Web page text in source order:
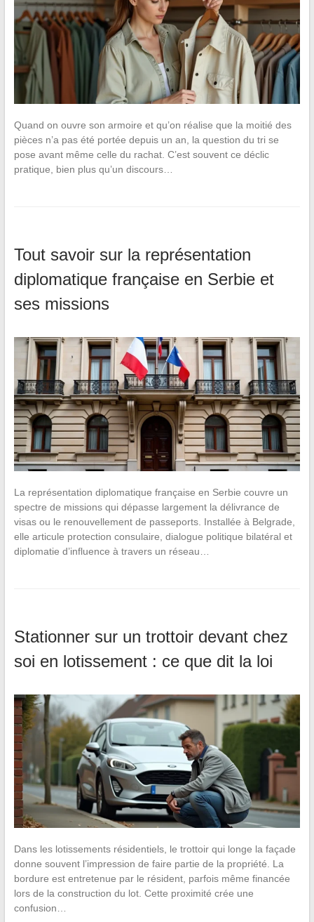
Quand on ouvre son armoire et qu’on réalise que la moitié des
pièces n’a pas été portée depuis un an, la question du tri se
pose avant même celle du rachat. C’est souvent ce déclic
pratique, bien plus qu’un discours…
Tout savoir sur la représentation
diplomatique française en Serbie et
ses missions
La représentation diplomatique française en Serbie couvre un
spectre de missions qui dépasse largement la délivrance de
visas ou le renouvellement de passeports. Installée à Belgrade,
elle articule protection consulaire, dialogue politique bilatéral et
diplomatie d’influence à travers un réseau…
Stationner sur un trottoir devant chez
soi en lotissement : ce que dit la loi
Dans les lotissements résidentiels, le trottoir qui longe la façade
donne souvent l’impression de faire partie de la propriété. La
bordure est entretenue par le résident, parfois même financée
lors de la construction du lot. Cette proximité crée une
confusion…